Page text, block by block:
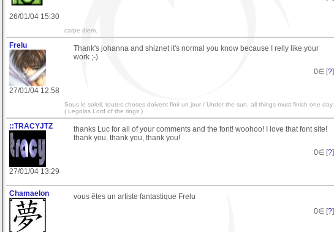
26/01/04 15:30
carpe diem.
Frelu
27/01/04 12:58
Thank's johanna and shiznet it's normal you know because I relly like your
work ;-)
0∈ [?]
Sous le soleil, toutes choses doivent finir un jour / Under the sun, all things must finish one day
( Legolas Lord of the rings )
::TRACYJTZ
27/01/04 13:29
thanks Luc for all of your comments and the font! woohoo! I love that font site!
thank you, thank you, thank you!
0∈ [?]
Chamaelon
vous êtes un artiste fantastique Frelu
0∈ [?]